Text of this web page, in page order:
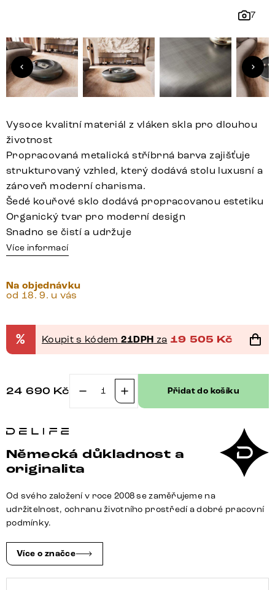
7
Vysoce kvalitní materiál z vláken skla pro dlouhou
životnost
Propracovaná metalická stříbrná barva zajišťuje
strukturovaný vzhled, který dodává stolu luxusní a
zároveň moderní charisma.
Šedé kouřové sklo dodává propracovanou estetiku
Organický tvar pro moderní design
Snadno se čistí a udržuje
Více informací
Na objednávku
od 18. 9. u vás
% Koupit s kódem 21DPH za 19 505 Kč
24 690 Kč
Konferenční
cm
kovová
stříbrná
s
šedá
množství
Přidat do košíku
Německá důkladnost a
originalita
Od svého založení v roce 2008 se zaměřujeme na
udržitelnost, ochranu životního prostředí a dobré pracovní
podmínky.
Více o značce